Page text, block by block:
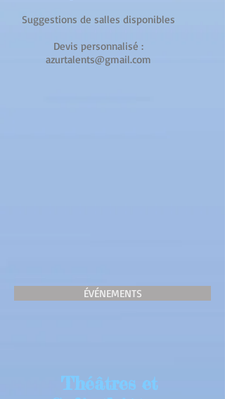
Suggestions de salles disponibles
Devis personnalisé :
azurtalents@gmail.com
ÉVÉNEMENTS
Théâtres et